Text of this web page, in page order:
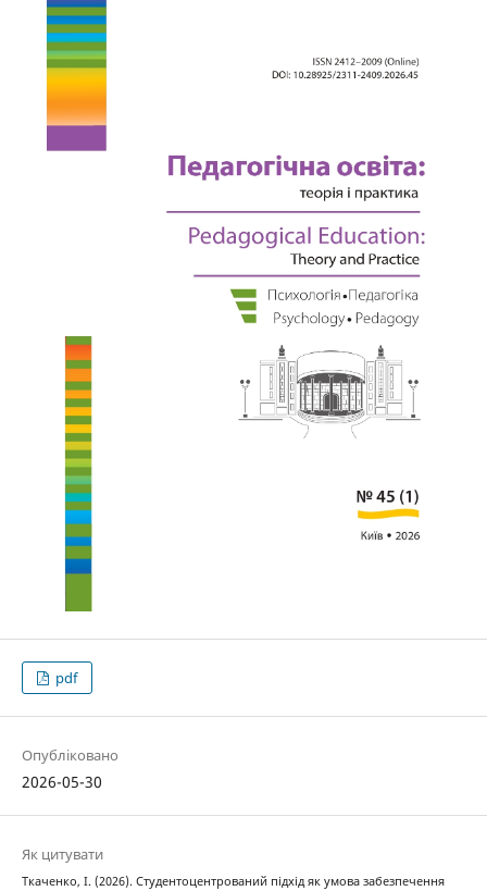
pdf
Опубліковано
2026-05-30
Як цитувати
Ткаченко, І. (2026). Студентоцентрований підхід як умова забезпечення